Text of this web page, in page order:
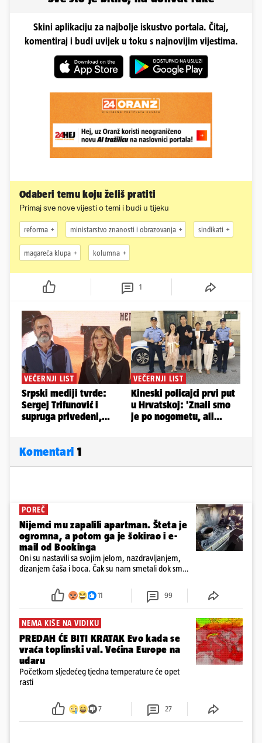
Skini aplikaciju za najbolje iskustvo portala. Čitaj,
komentiraj i budi uvijek u toku s najnovijim vijestima.
Odaberi temu koju želiš pratiti
Primaj sve nove vijesti o temi i budi u tijeku
reforma ministarstvo znanosti i obrazovanja sindikati
magareća klupa kolumna
1
Komentari 1
POREČ
Nijemci mu zapalili apartman. Šteta je
ogromna, a potom ga je šokirao i e-
mail od Bookinga
Oni su nastavili sa svojim jelom, nazdravljanjem,
dizanjem čaša i boca. Čak su nam smetali dok smo
požar, rekao je vlasnik
11 99
NEMA KIŠE NA VIDIKU
PREDAH ĆE BITI KRATAK Evo kada se
vraća toplinski val. Većina Europe na
udaru
Početkom sljedećeg tjedna temperature će opet
rasti
7 27